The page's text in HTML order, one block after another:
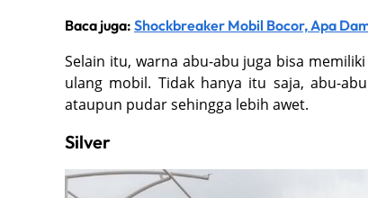
Baca juga: Shockbreaker Mobil Bocor, Apa
Selain itu, warna abu-abu juga bisa
ulang mobil. Tidak hanya itu saja, abu-
ataupun pudar sehingga lebih awet.
Silver